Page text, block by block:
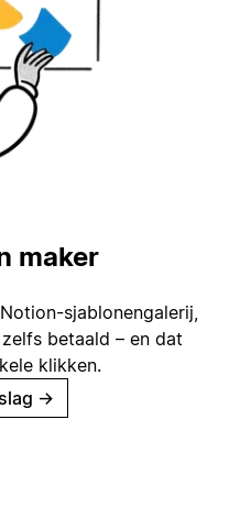
maker
sjablonengalerij,
betaald – en dat
klikken.
→